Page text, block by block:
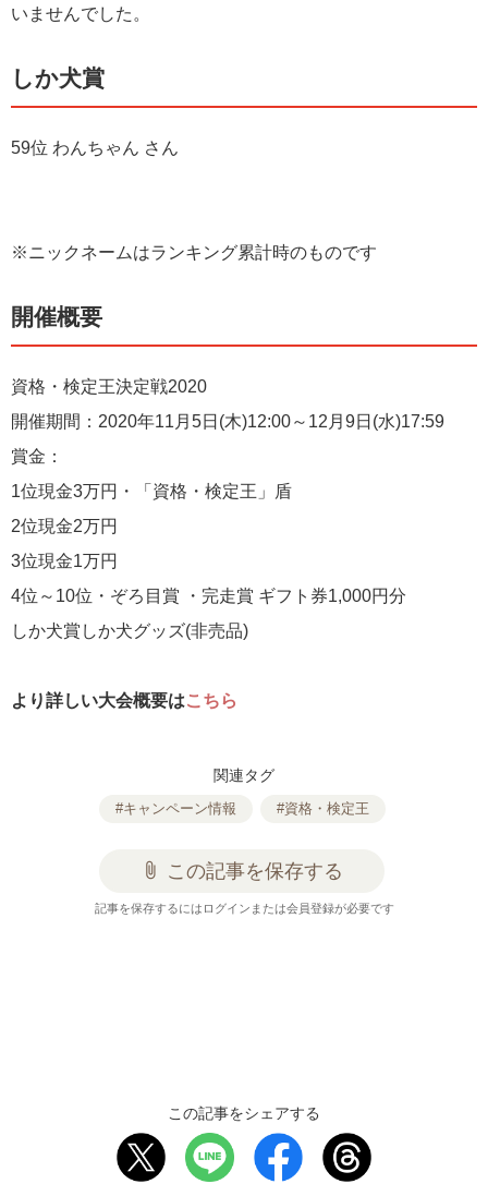
いませんでした。
しか犬賞
59位 わんちゃん さん
※ニックネームはランキング累計時のものです
開催概要
資格・検定王決定戦2020
開催期間：2020年11月5日(木)12:00～12月9日(水)17:59
賞金：
1位現金3万円・「資格・検定王」盾
2位現金2万円
3位現金1万円
4位～10位・ぞろ目賞 ・完走賞 ギフト券1,000円分
しか犬賞しか犬グッズ(非売品)
より詳しい大会概要はこちら
関連タグ
#キャンペーン情報 #資格・検定王
attach_file この記事を保存する
記事を保存するにはログインまたは会員登録が必要です
この記事をシェアする